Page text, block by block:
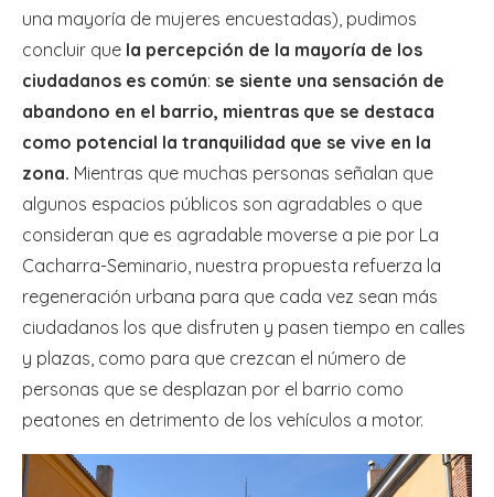
una mayoría de mujeres encuestadas), pudimos
concluir que la percepción de la mayoría de los
ciudadanos es común: se siente una sensación de
abandono en el barrio, mientras que se destaca
como potencial la tranquilidad que se vive en la
zona. Mientras que muchas personas señalan que
algunos espacios públicos son agradables o que
consideran que es agradable moverse a pie por La
Cacharra-Seminario, nuestra propuesta refuerza la
regeneración urbana para que cada vez sean más
ciudadanos los que disfruten y pasen tiempo en calles
y plazas, como para que crezcan el número de
personas que se desplazan por el barrio como
peatones en detrimento de los vehículos a motor.